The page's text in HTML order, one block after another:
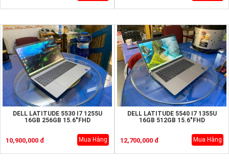
DELL LATITUDE 5530 I7 1255U
16GB 256GB 15.6"FHD
10,900,000 đ Mua Hàng
DELL LATITUDE 5540 I7 1355U
16GB 512GB 15.6"FHD
12,700,000 đ Mua Hàng